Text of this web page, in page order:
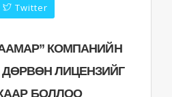
Twitter
КОМПАНИЙН
ЛИЦЕНЗИЙГ
БОЛЛОО